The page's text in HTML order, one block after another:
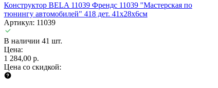
Конструктор BELA 11039 Френдс 11039 "Мастерская по
тюнингу автомобилей" 418 дет. 41х28х6см
Артикул: 11039
В наличии 41 шт.
Цена:
1 284,00 р.
Цена со скидкой: